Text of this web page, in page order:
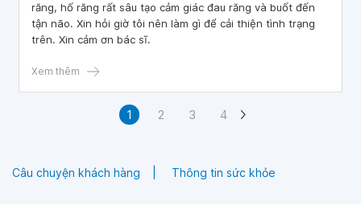
răng, hố răng rất sâu tạo cảm giác đau răng và buốt đến
tận não. Xin hỏi giờ tôi nên làm gì để cải thiện tình trạng
trên. Xin cảm ơn bác sĩ.
Xem thêm
1 2 3 4
Câu chuyện khách hàng Thông tin sức khỏe